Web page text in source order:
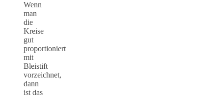
Wenn
man
die
Kreise
gut
proportioniert
mit
Bleistift
vorzeichnet,
dann
ist das